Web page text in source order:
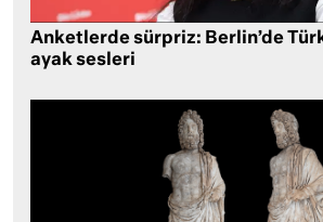
Anketlerde sürpriz: Berlin’de
ayak sesleri